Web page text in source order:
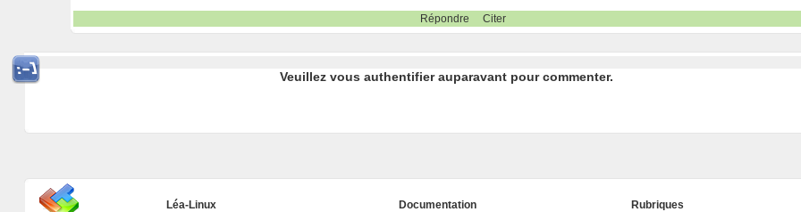
Répondre Citer
Veuillez vous authentifier auparavant pour commenter.
Léa-Linux Documentation Rubriques